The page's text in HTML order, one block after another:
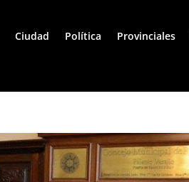
Ciudad Política Provinciales